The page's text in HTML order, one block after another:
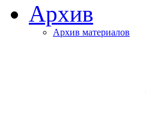
Архив
Архив материалов